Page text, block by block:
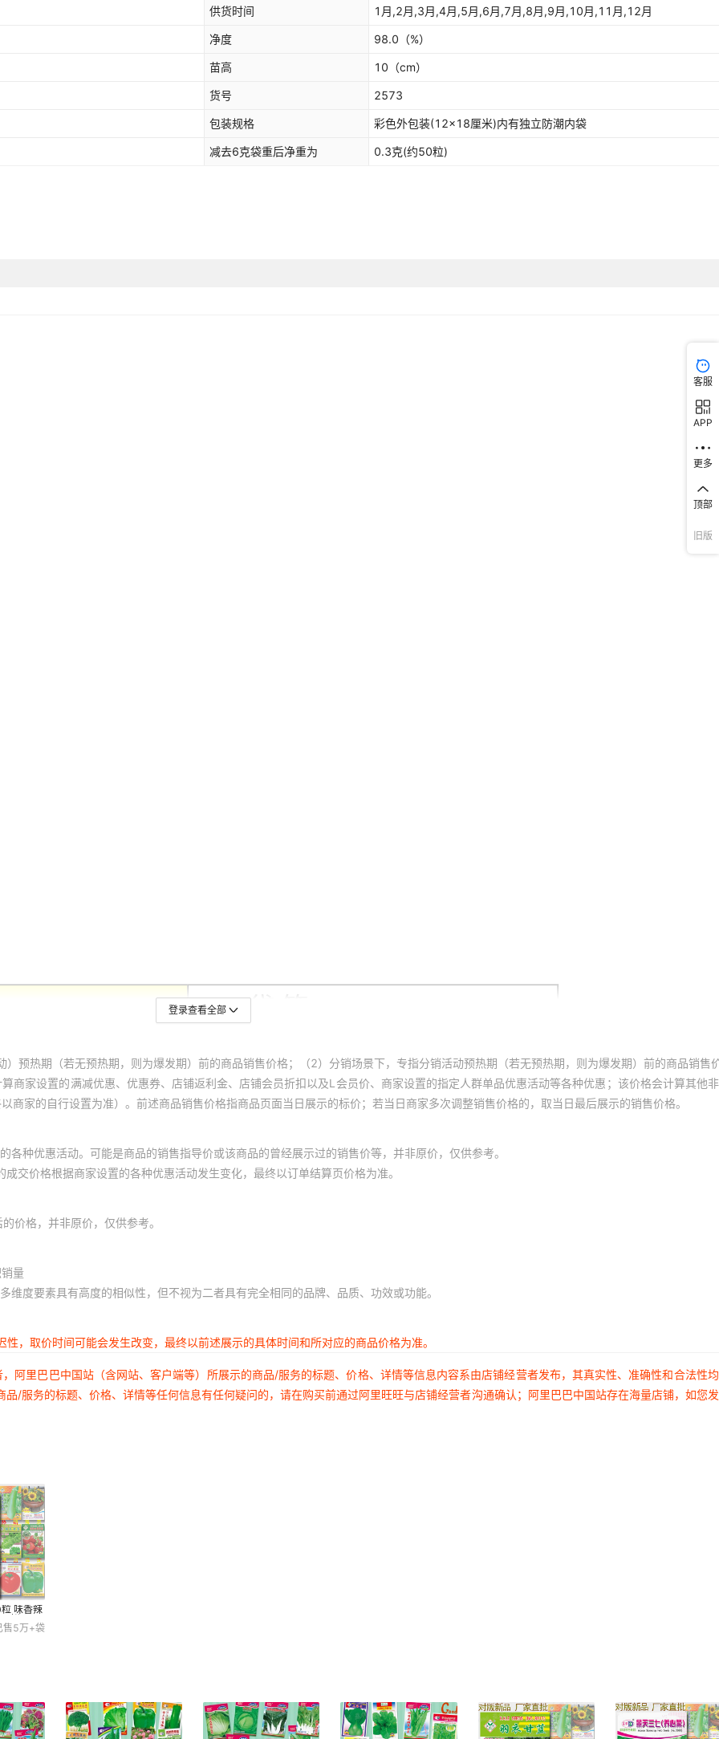
供货时间 1月,2月,3月,4月,5月,6月,7月,8月,9月,10月,11月,12月
净度 98.0 （%）
苗高 10 （cm）
货号 2573
包装规格 彩色外包装(12×18厘米)内有独立防潮内袋
减去6克袋重后净重为 0.3克(约50粒)
登录查看全部
预热期（若无预热期，则为爆发期）前的商品销售价格；（2）分销场景下，专指分销活动预热期（若无预热期，则为爆发期）前的商品销售
商家设置的满减优惠、优惠券、店铺返利金、店铺会员折扣以及L会员价、商家设置的指定人群单品优惠活动等各种优惠；该价格会计算其他
家的自行设置为准）。前述商品销售价格指商品页面当日展示的标价；若当日商家多次调整销售价格的，取当日最后展示的销售价格。
种优惠活动。可能是商品的销售指导价或该商品的曾经展示过的销售价等，并非原价，仅供参考。
交价格根据商家设置的各种优惠活动发生变化，最终以订单结算页价格为准。
价格，并非原价，仅供参考。
量
度要素具有高度的相似性，但不视为二者具有完全相同的品牌、品质、功效或功能。
，取价时间可能会发生改变，最终以前述展示的具体时间和所对应的商品价格为准。
阿里巴巴中国站（含网站、客户端等）所展示的商品/服务的标题、价格、详情等信息内容系由店铺经营者发布，其真实性、准确性和合法性
/服务的标题、价格、详情等任何信息有任何疑问的，请在购买前通过阿里旺旺与店铺经营者沟通确认；阿里巴巴中国站存在海量店铺，如您
味香辣
售5万+袋
客服
APP
更多
顶部
旧版